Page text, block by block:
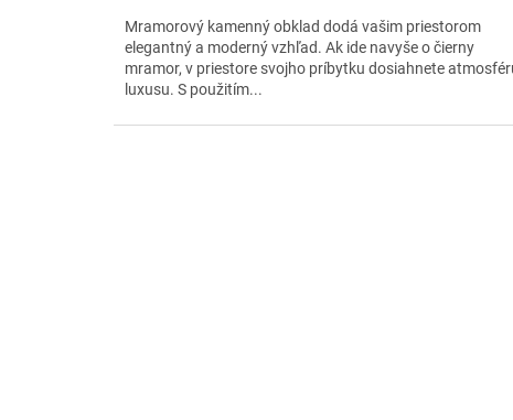
Mramorový kamenný obklad dodá vašim priestorom
elegantný a moderný vzhľad. Ak ide navyše o čierny
mramor, v priestore svojho príbytku dosiahnete
luxusu. S použitím...